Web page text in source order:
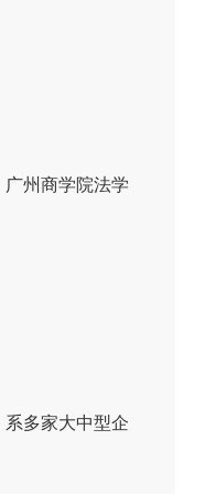
州商学院法学
多家大中型企